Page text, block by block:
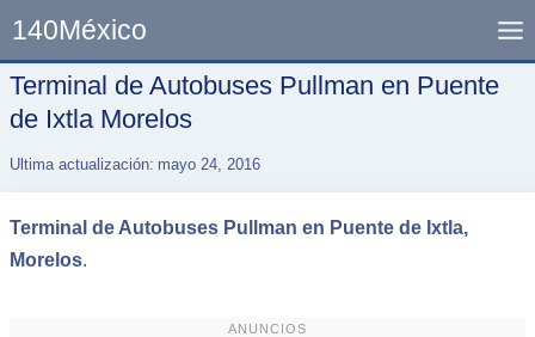
content
140México
Terminal de Autobuses Pullman en Puente
de Ixtla Morelos
Ultima actualización: mayo 24, 2016
Terminal de Autobuses Pullman en Puente de Ixtla,
Morelos.
ANUNCIOS